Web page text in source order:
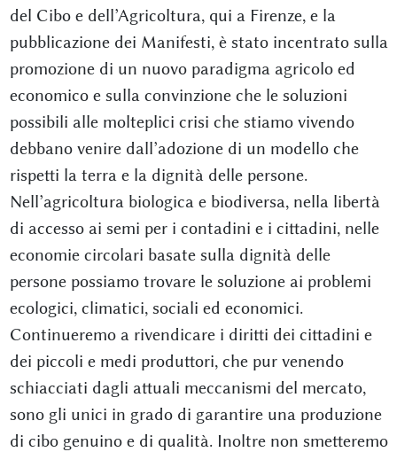
del Cibo e dell’Agricoltura, qui a Firenze, e la
pubblicazione dei Manifesti, è stato incentrato sulla
promozione di un nuovo paradigma agricolo ed
economico e sulla convinzione che le soluzioni
possibili alle molteplici crisi che stiamo vivendo
debbano venire dall’adozione di un modello che
rispetti la terra e la dignità delle persone.
Nell’agricoltura biologica e biodiversa, nella libertà
di accesso ai semi per i contadini e i cittadini, nelle
economie circolari basate sulla dignità delle
persone possiamo trovare le soluzione ai problemi
ecologici, climatici, sociali ed economici.
Continueremo a rivendicare i diritti dei cittadini e
dei piccoli e medi produttori, che pur venendo
schiacciati dagli attuali meccanismi del mercato,
sono gli unici in grado di garantire una produzione
di cibo genuino e di qualità. Inoltre non smetteremo